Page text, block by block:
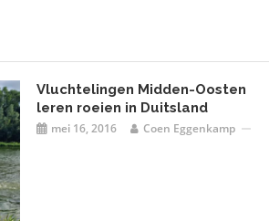
Vluchtelingen Midden-Oosten
leren roeien in Duitsland
mei 16, 2016 Coen Eggenkamp